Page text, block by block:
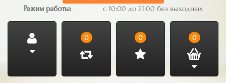
Режим работы: с 10:00 до 21:00 без выходных
0 0 0